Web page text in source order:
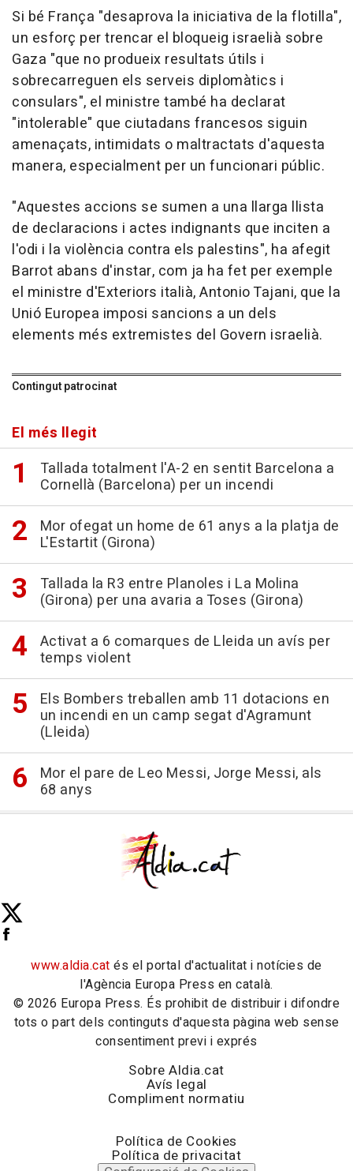
Si bé França "desaprova la iniciativa de la flotilla",
un esforç per trencar el bloqueig israelià sobre
Gaza "que no produeix resultats útils i
sobrecarreguen els serveis diplomàtics i
consulars", el ministre també ha declarat
"intolerable" que ciutadans francesos siguin
amenaçats, intimidats o maltractats d'aquesta
manera, especialment per un funcionari públic.
"Aquestes accions se sumen a una llarga llista
de declaracions i actes indignants que inciten a
l'odi i la violència contra els palestins", ha afegit
Barrot abans d'instar, com ja ha fet per exemple
el ministre d'Exteriors italià, Antonio Tajani, que la
Unió Europea imposi sancions a un dels
elements més extremistes del Govern israelià.
Contingut patrocinat
El més llegit
Tallada totalment l'A-2 en sentit Barcelona a
Cornellà (Barcelona) per un incendi
Mor ofegat un home de 61 anys a la platja de
L'Estartit (Girona)
Tallada la R3 entre Planoles i La Molina
(Girona) per una avaria a Toses (Girona)
Activat a 6 comarques de Lleida un avís per
temps violent
Els Bombers treballen amb 11 dotacions en
un incendi en un camp segat d'Agramunt
(Lleida)
Mor el pare de Leo Messi, Jorge Messi, als
68 anys
www.aldia.cat és el portal d'actualitat i notícies de
l'Agència Europa Press en català.
© 2026 Europa Press. És prohibit de distribuir i difondre
tots o part dels continguts d'aquesta pàgina web sense
consentiment previ i exprés
Sobre Aldia.cat
Avís legal
Compliment normatiu
Política de Cookies
Política de privacitat